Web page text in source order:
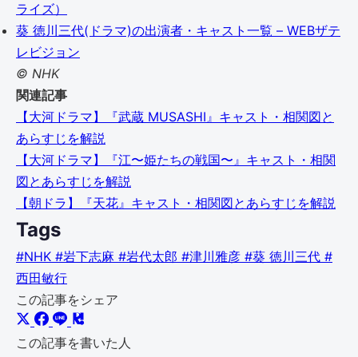
ライズ）
葵 徳川三代(ドラマ)の出演者・キャスト一覧 – WEBザテ
レビジョン
© NHK
関連記事
【大河ドラマ】『武蔵 MUSASHI』キャスト・相関図と
あらすじを解説
【大河ドラマ】『江〜姫たちの戦国〜』キャスト・相関
図とあらすじを解説
【朝ドラ】『天花』キャスト・相関図とあらすじを解説
Tags
#NHK #岩下志麻 #岩代太郎 #津川雅彦 #葵 徳川三代 #
西田敏行
この記事をシェア
この記事を書いた人